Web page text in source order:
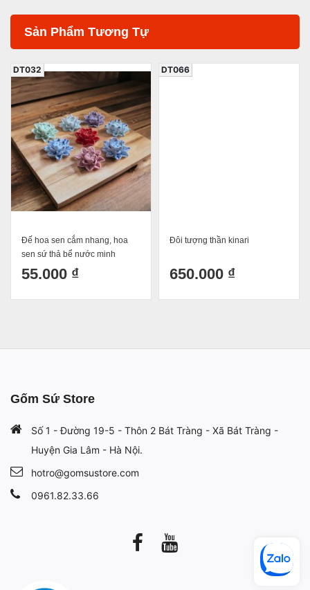
Sản Phẩm Tương Tự
Đế hoa sen cắm nhang, hoa
sen sứ thả bể nước minh
đường tụ thuỷ 5.5cm
55.000 ₫
DT032
Đôi tượng thần kinari
650.000 ₫
DT066
Gốm Sứ Store
Số 1 - Đường 19-5 - Thôn 2 Bát Tràng - Xã Bát Tràng -
Huyện Gia Lâm - Hà Nội.
hotro@gomsustore.com
0961.82.33.66